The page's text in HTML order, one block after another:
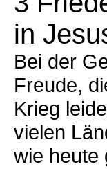
in
Bei der
Freude,
Krieg
vielen
wie heute